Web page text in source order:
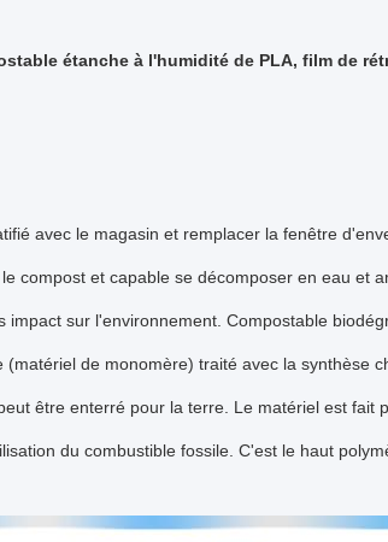
étanche à l'humidité de PLA, film de
avec le magasin et remplacer la fenêtre
compost et capable se décomposer en eau et
impact sur l'environnement. Compostable
(matériel de monomère) traité avec la synthèse
être enterré pour la terre. Le matériel est fait
du combustible fossile. C'est le haut